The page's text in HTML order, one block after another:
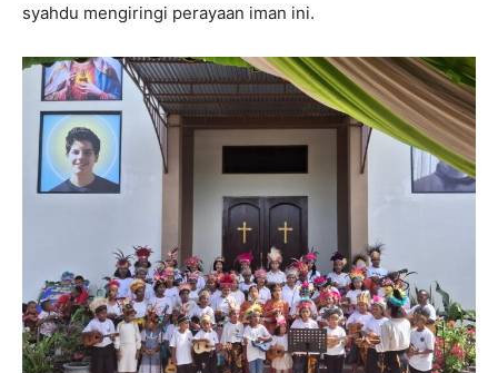
syahdu mengiringi perayaan iman ini.